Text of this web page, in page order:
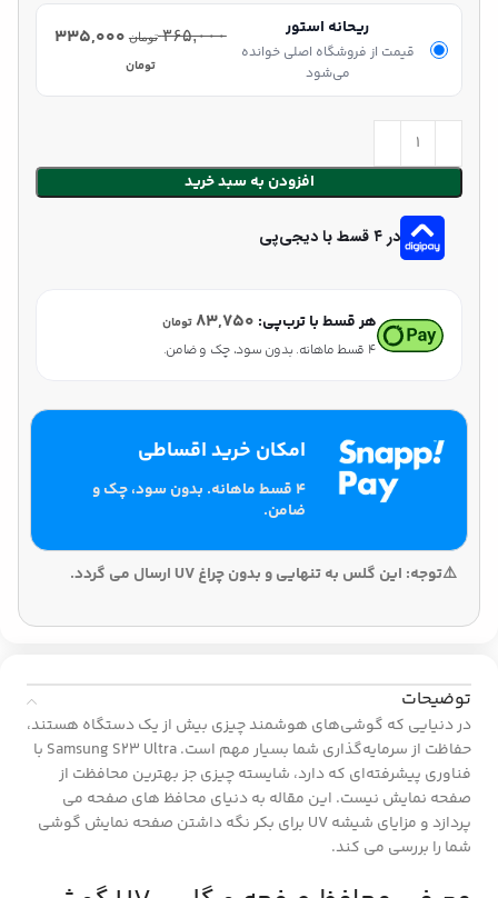
ریحانه استور
قیمت از فروشگاه اصلی خوانده
می‌شود
۳۶۵,۰۰۰ تومان ۳۳۵,۰۰۰
تومان
افزودن به سبد خرید
در ۴ قسط با دیجی‌پی
هر قسط با ترب‌پی: ۸۳,۷۵۰تومان
۴ قسط ماهانه. بدون سود، چک و ضامن.
امکان خرید اقساطی
۴ قسط ماهانه. بدون سود، چک و
ضامن.
⚠️توجه: این گلس به تنهایی و بدون چراغ UV ارسال می گردد.
توضیحات
در دنیایی که گوشی‌های هوشمند چیزی بیش از یک دستگاه هستند،
حفاظت از سرمایه‌گذاری شما بسیار مهم است. Samsung S23 Ultra با
فناوری پیشرفته‌ای که دارد، شایسته چیزی جز بهترین محافظت از
صفحه نمایش نیست. این مقاله به دنیای محافظ های صفحه می
پردازد و مزایای شیشه UV برای بکر نگه داشتن صفحه نمایش گوشی
شما را بررسی می کند.